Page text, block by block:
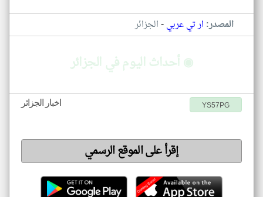
المصدر: ار تي عربي-الجزائر
◉ أحداث اليوم في الجزائر
اخبار الجزائر YS57PG
إقرأ على الموقع الرسمي